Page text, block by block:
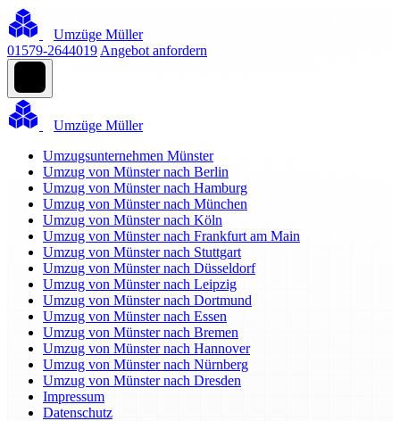
Umzüge Müller
01579-2644019 Angebot anfordern
Umzüge Müller
Umzugsunternehmen Münster
Umzug von Münster nach Berlin
Umzug von Münster nach Hamburg
Umzug von Münster nach München
Umzug von Münster nach Köln
Umzug von Münster nach Frankfurt am Main
Umzug von Münster nach Stuttgart
Umzug von Münster nach Düsseldorf
Umzug von Münster nach Leipzig
Umzug von Münster nach Dortmund
Umzug von Münster nach Essen
Umzug von Münster nach Bremen
Umzug von Münster nach Hannover
Umzug von Münster nach Nürnberg
Umzug von Münster nach Dresden
Impressum
Datenschutz